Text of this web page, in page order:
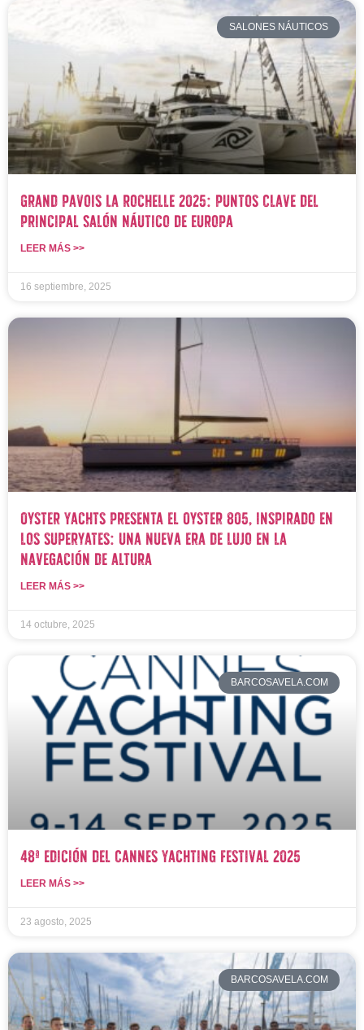
SALONES NÁUTICOS
Grand Pavois La Rochelle 2025: Puntos Clave del
Principal Salón Náutico de Europa
LEER MÁS >>
16 septiembre, 2025
Oyster Yachts presenta el Oyster 805, inspirado en
los superyates: una nueva era de lujo en la
navegación de altura
LEER MÁS >>
14 octubre, 2025
BARCOSAVELA.COM
48ª edición del Cannes Yachting Festival 2025
LEER MÁS >>
23 agosto, 2025
BARCOSAVELA.COM